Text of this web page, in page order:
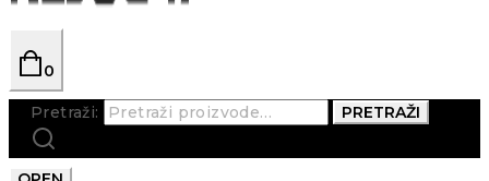
0
Pretraži: PRETRAŽI